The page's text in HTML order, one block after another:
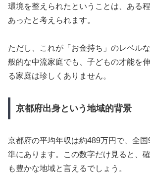
環境を整えられたということは、ある
あったと考えられます。
ただし、これが「お金持ち」のレベル
般的な中流家庭でも、子どもの才能を
る家庭は珍しくありません。
京都府出身という地域的背景
京都府の平均年収は約489万円で、全
準にあります。この数字だけ見ると、
も豊かな地域と言えるでしょう。